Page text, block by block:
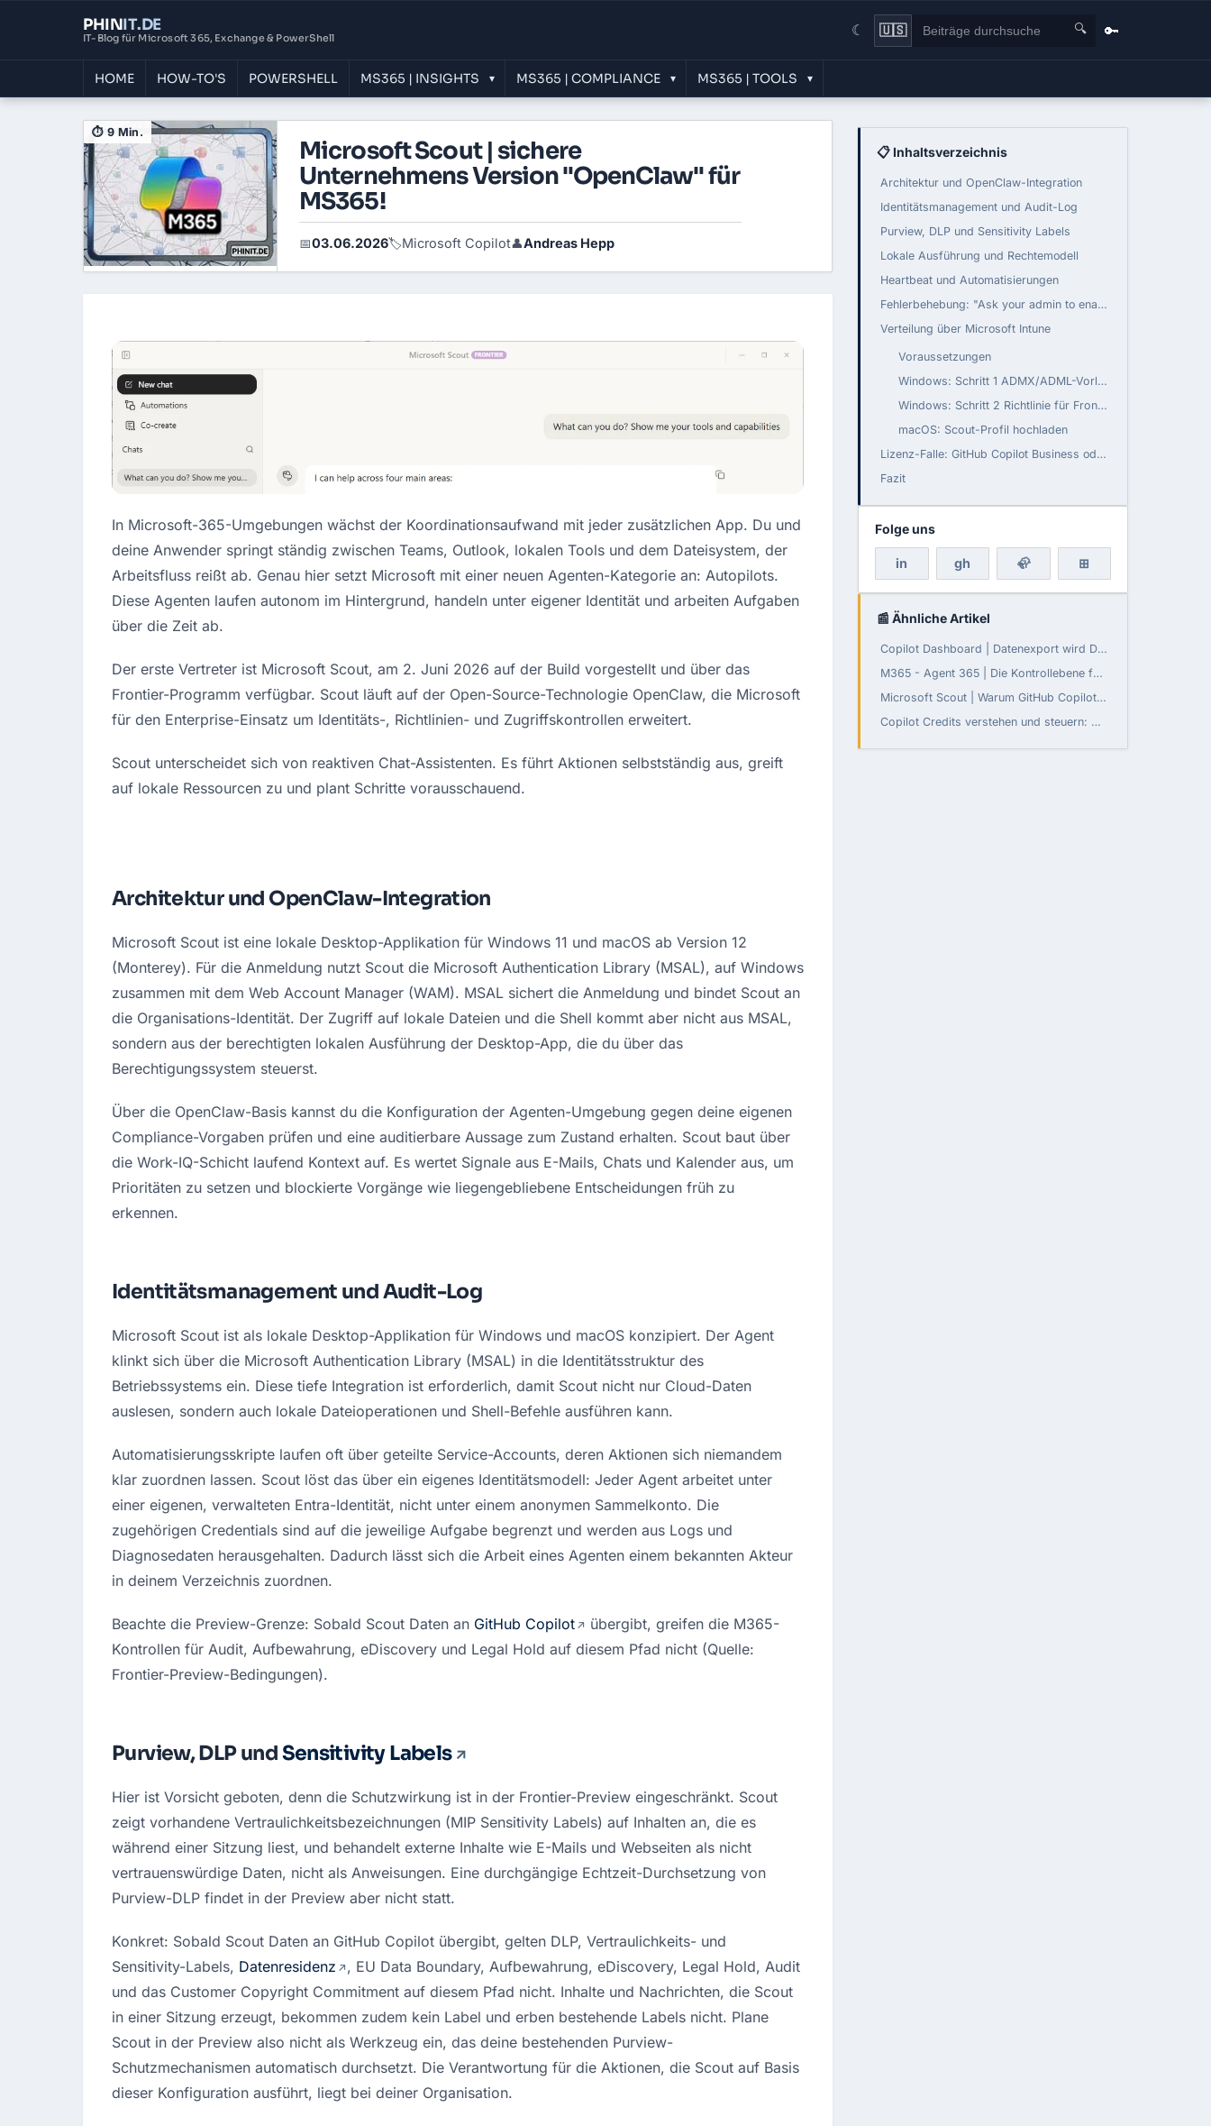
PHINIT.DE
IT-Blog für Microsoft 365, Exchange & PowerShell ☾ 🇺🇸 🔍 🔑
HOME HOW-TO'S POWERSHELL MS365 | INSIGHTS ▾ MS365 | COMPLIANCE ▾ MS365 | TOOLS ▾
⏱ 9 Min.
Microsoft Scout | sichere
Unternehmens Version "OpenClaw" für
MS365!
📅03.06.2026🏷️Microsoft Copilot👤Andreas Hepp
In Microsoft-365-Umgebungen wächst der Koordinationsaufwand mit jeder zusätzlichen App. Du und
deine Anwender springt ständig zwischen Teams, Outlook, lokalen Tools und dem Dateisystem, der
Arbeitsfluss reißt ab. Genau hier setzt Microsoft mit einer neuen Agenten-Kategorie an: Autopilots.
Diese Agenten laufen autonom im Hintergrund, handeln unter eigener Identität und arbeiten Aufgaben
über die Zeit ab.
Der erste Vertreter ist Microsoft Scout, am 2. Juni 2026 auf der Build vorgestellt und über das
Frontier-Programm verfügbar. Scout läuft auf der Open-Source-Technologie OpenClaw, die Microsoft
für den Enterprise-Einsatz um Identitäts-, Richtlinien- und Zugriffskontrollen erweitert.
Scout unterscheidet sich von reaktiven Chat-Assistenten. Es führt Aktionen selbstständig aus, greift
auf lokale Ressourcen zu und plant Schritte vorausschauend.
Architektur und OpenClaw-Integration
Microsoft Scout ist eine lokale Desktop-Applikation für Windows 11 und macOS ab Version 12
(Monterey). Für die Anmeldung nutzt Scout die Microsoft Authentication Library (MSAL), auf Windows
zusammen mit dem Web Account Manager (WAM). MSAL sichert die Anmeldung und bindet Scout an
die Organisations-Identität. Der Zugriff auf lokale Dateien und die Shell kommt aber nicht aus MSAL,
sondern aus der berechtigten lokalen Ausführung der Desktop-App, die du über das
Berechtigungssystem steuerst.
Über die OpenClaw-Basis kannst du die Konfiguration der Agenten-Umgebung gegen deine eigenen
Compliance-Vorgaben prüfen und eine auditierbare Aussage zum Zustand erhalten. Scout baut über
die Work-IQ-Schicht laufend Kontext auf. Es wertet Signale aus E-Mails, Chats und Kalender aus, um
Prioritäten zu setzen und blockierte Vorgänge wie liegengebliebene Entscheidungen früh zu
erkennen.
Identitätsmanagement und Audit-Log
Microsoft Scout ist als lokale Desktop-Applikation für Windows und macOS konzipiert. Der Agent
klinkt sich über die Microsoft Authentication Library (MSAL) in die Identitätsstruktur des
Betriebssystems ein. Diese tiefe Integration ist erforderlich, damit Scout nicht nur Cloud-Daten
auslesen, sondern auch lokale Dateioperationen und Shell-Befehle ausführen kann.
Automatisierungsskripte laufen oft über geteilte Service-Accounts, deren Aktionen sich niemandem
klar zuordnen lassen. Scout löst das über ein eigenes Identitätsmodell: Jeder Agent arbeitet unter
einer eigenen, verwalteten Entra-Identität, nicht unter einem anonymen Sammelkonto. Die
zugehörigen Credentials sind auf die jeweilige Aufgabe begrenzt und werden aus Logs und
Diagnosedaten herausgehalten. Dadurch lässt sich die Arbeit eines Agenten einem bekannten Akteur
in deinem Verzeichnis zuordnen.
Beachte die Preview-Grenze: Sobald Scout Daten an GitHub Copilot
übergibt, greifen die M365-
Kontrollen für Audit, Aufbewahrung, eDiscovery und Legal Hold auf diesem Pfad nicht (Quelle:
Frontier-Preview-Bedingungen).
Purview, DLP undSensitivity Labels
Hier ist Vorsicht geboten, denn die Schutzwirkung ist in der Frontier-Preview eingeschränkt. Scout
zeigt vorhandene Vertraulichkeitsbezeichnungen (MIP Sensitivity Labels) auf Inhalten an, die es
während einer Sitzung liest, und behandelt externe Inhalte wie E-Mails und Webseiten als nicht
vertrauenswürdige Daten, nicht als Anweisungen. Eine durchgängige Echtzeit-Durchsetzung von
Purview-DLP findet in der Preview aber nicht statt.
Konkret: Sobald Scout Daten an GitHub Copilot übergibt, gelten DLP, Vertraulichkeits- und
Sensitivity-Labels, Datenresidenz
, EU Data Boundary, Aufbewahrung, eDiscovery, Legal Hold, Audit
und das Customer Copyright Commitment auf diesem Pfad nicht. Inhalte und Nachrichten, die Scout
in einer Sitzung erzeugt, bekommen zudem kein Label und erben bestehende Labels nicht. Plane
Scout in der Preview also nicht als Werkzeug ein, das deine bestehenden Purview-
Schutzmechanismen automatisch durchsetzt. Die Verantwortung für die Aktionen, die Scout auf Basis
dieser Konfiguration ausführt, liegt bei deiner Organisation.
📋 Inhaltsverzeichnis
Architektur und OpenClaw-Integration
Identitätsmanagement und Audit-Log
Purview, DLP und Sensitivity Labels
Lokale Ausführung und Rechtemodell
Heartbeat und Automatisierungen
Fehlerbehebung: "Ask your admin to enable
Verteilung über Microsoft Intune
Voraussetzungen
Windows: Schritt 1 ADMX/ADML-Vorlagen importieren
Windows: Schritt 2 Richtlinie für Frontier-Zugriff erstellen
macOS: Scout-Profil hochladen
Lizenz-Falle: GitHub Copilot Business oder Enterprise!
Fazit
Folge uns
in gh 🦣 ⊞
📰 Ähnliche Artikel
Copilot Dashboard | Datenexport wird Default-on
M365 - Agent 365 | Die Kontrollebene für Agenten
Microsoft Scout | Warum GitHub Copilot Pro nicht reicht
Copilot Credits verstehen und steuern: Cowork, Work IQ & Copilot Studio